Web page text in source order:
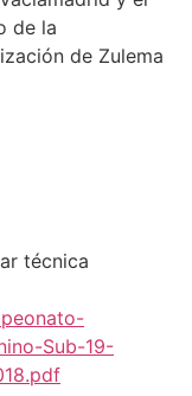
de la
de Zulema
técnica
Sub-19-